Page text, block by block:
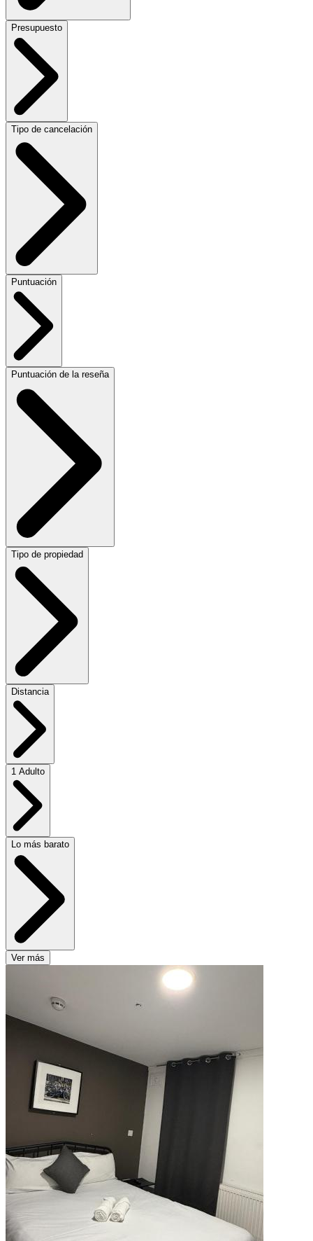
Presupuesto
Tipo de cancelación
Puntuación
Puntuación de la reseña
Tipo de propiedad
Distancia
1 Adulto
Lo más barato
Ver más